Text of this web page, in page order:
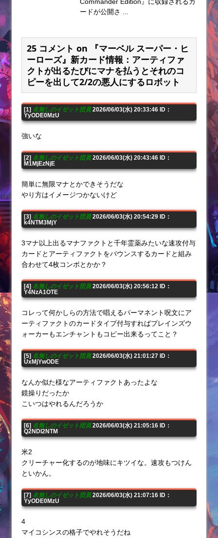
Commander Edition』に収録されるカ
ードが公開さ ...
25 コメント on 『マーベル スーパー・ヒ
ーローズ』新カード情報：アーティファ
クトが出るたびにマナを払うとそれのコ
ピーを出して2/2の悪人にするロボット
[1] 名無しのイゼット団員2026/06/03(水) 20:33:46 ID：
YyODE0MzU
強いな
[2] 名無しのイゼット団員2026/06/03(水) 20:43:46 ID：
M1MjEzNjE
簡単に無限マナとかできそうだな
やり方はイメージつかないけど
[3] 名無しのイゼット団員2026/06/03(水) 20:54:29 ID：
k4NTM3MjY
3マナ以上出るマナファクトと千年霊薬みたいな速攻付与
カードとアーティファクトをバウンスするカードと組み
合わせて4枚コンボとかか？
[4] 名無しのイゼット団員2026/06/03(水) 20:56:12 ID：
Y4NzA1OTE
コレって何かしらの方法で唱えるパーマネント呪文にア
ーティファクトのカードタイプ付与すればプレインズウ
ォーカーもエンチャントもコピー出来るってこと？
[5] 名無しのイゼット団員2026/06/03(水) 21:01:27 ID：
UxMjYwODE
なんか似た様なアーティファクトあったよな
鏡操りだったか
こいつはやれるんだろうか
[6] 名無しのイゼット団員2026/06/03(水) 21:05:16 ID：
Q2NDI2NTM
米2
クリーチャー化するのが地味にキツイな。速攻もつけん
といかん。
[7] 名無しのイゼット団員2026/06/03(水) 21:07:16 ID：
YyODE0MzU
4
マイコシンスの格子でやれそうだね